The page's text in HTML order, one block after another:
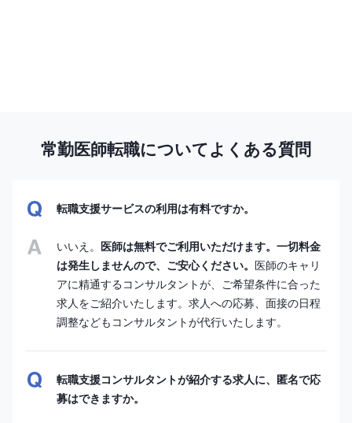
常勤医師転職についてよくある質問
転職支援サービスの利用は有料ですか。
いいえ。 医師は無料でご利用いただけます。一切料金
は発生しませんので、ご安心ください。 医師のキャリ
アに精通するコンサルタントが、ご希望条件に合った
求人をご紹介いたします。求人への応募、面接の日程
調整などもコンサルタントが代行いたします。
転職支援コンサルタントが紹介する求人に、匿名で応
募はできますか。